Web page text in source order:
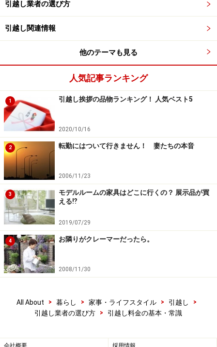
引越し業者の選び方
引越し関連情報
他のテーマも見る
人気記事ランキング
1 引越し挨拶の品物ランキング！ 人気ベスト5
2020/10/16
2 転勤にはついて行きません！ 妻たちの本音
2006/11/23
3
モデルルームの家具はどこに行くの？ 展示品が買
える⁉
2019/07/29
4 お隣りがクレーマーだったら。
2008/11/30
All About > 暮らし > 家事・ライフスタイル > 引越し
>
引越し業者の選び方
> 引越し料金の基本・常識